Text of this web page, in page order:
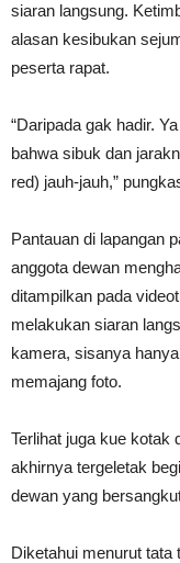
siaran langsung.
alasan kesibukan
peserta rapat.
“Daripada gak hadir.
bahwa sibuk dan
red) jauh-jauh,”
Pantauan di lapangan
anggota dewan
ditampilkan pada
melakukan siaran
kamera, sisanya
memajang foto.
Terlihat juga kue kotak
akhirnya tergeletak
dewan yang
Diketahui menurut